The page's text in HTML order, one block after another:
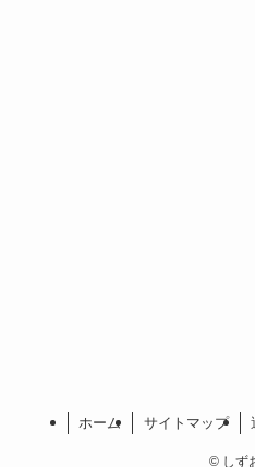
ホーム サイトマップ
©しず